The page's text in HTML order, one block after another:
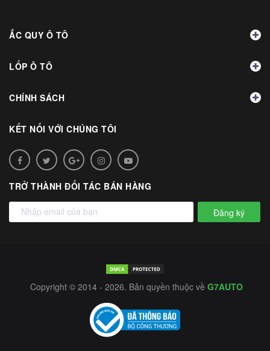
ẮC QUY Ô TÔ
LỐP Ô TÔ
CHÍNH SÁCH
KẾT NỐI VỚI CHÚNG TÔI
TRỞ THÀNH ĐỐI TÁC BÁN HÀNG
Đăng ký
Copyright © 2014 - 2026. Bản quyền thuộc về G7AUTO